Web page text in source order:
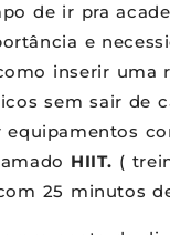
de ir pra
e
inserir uma
sem sair de
equipamentos
HIIT. (
25 minutos